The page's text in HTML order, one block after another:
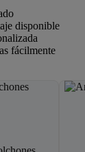
disponible
fácilmente